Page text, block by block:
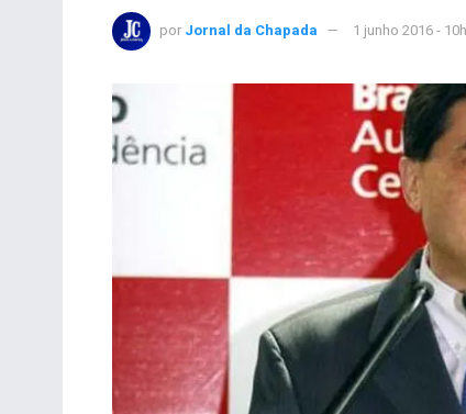
por Jornal da Chapada 1 junho 2016 -